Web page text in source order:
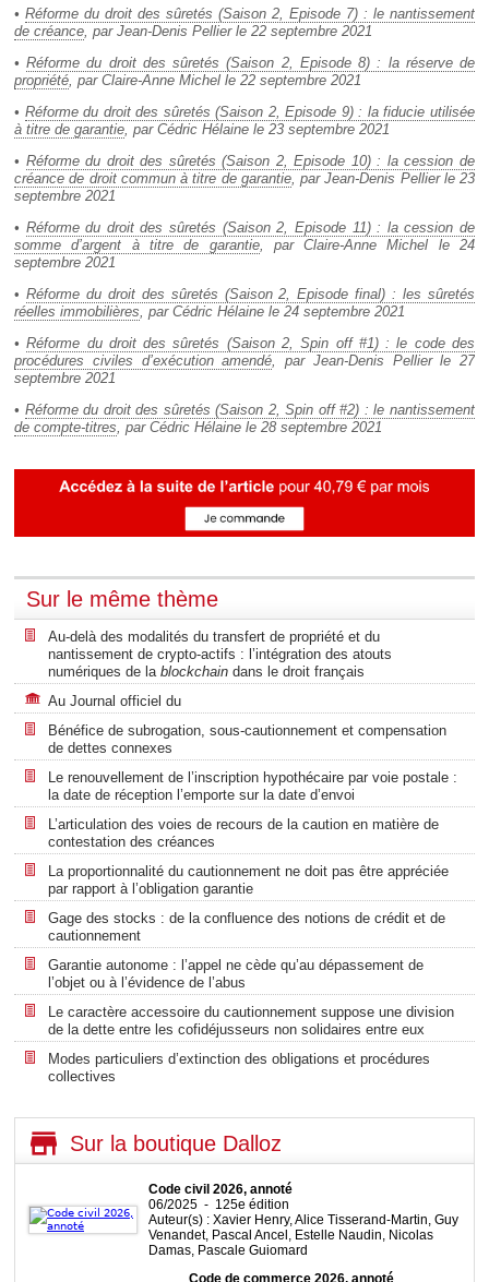
• Réforme du droit des sûretés (Saison 2, Episode 7) : le nantissement
de créance, par Jean-Denis Pellier le 22 septembre 2021
•Réforme du droit des sûretés (Saison 2, Episode 8) : la réserve de
propriété, par Claire-Anne Michel le 22 septembre 2021
• Réforme du droit des sûretés (Saison 2, Episode 9) : la fiducie utilisée
à titre de garantie, par Cédric Hélaine le 23 septembre 2021
• Réforme du droit des sûretés (Saison 2, Episode 10) : la cession de
créance de droit commun à titre de garantie, par Jean-Denis Pellier le 23
septembre 2021
• Réforme du droit des sûretés (Saison 2, Episode 11) : la cession de
somme d’argent à titre de garantie, par Claire-Anne Michel le 24
septembre 2021
• Réforme du droit des sûretés (Saison 2, Episode final) : les sûretés
réelles immobilières, par Cédric Hélaine le 24 septembre 2021
•Réforme du droit des sûretés (Saison 2, Spin off #1) : le code des
procédures civiles d’exécution amendé, par Jean-Denis Pellier le 27
septembre 2021
• Réforme du droit des sûretés (Saison 2, Spin off #2) : le nantissement
de compte-titres, par Cédric Hélaine le 28 septembre 2021
Sur le même thème
Au-delà des modalités du transfert de propriété et du
nantissement de crypto-actifs : l’intégration des atouts
numériques de la blockchain dans le droit français
Au Journal officiel du
Bénéfice de subrogation, sous-cautionnement et compensation
de dettes connexes
Le renouvellement de l’inscription hypothécaire par voie postale :
la date de réception l’emporte sur la date d’envoi
L’articulation des voies de recours de la caution en matière de
contestation des créances
La proportionnalité du cautionnement ne doit pas être appréciée
par rapport à l’obligation garantie
Gage des stocks : de la confluence des notions de crédit et de
cautionnement
Garantie autonome : l’appel ne cède qu’au dépassement de
l’objet ou à l’évidence de l’abus
Le caractère accessoire du cautionnement suppose une division
de la dette entre les cofidéjusseurs non solidaires entre eux
Modes particuliers d’extinction des obligations et procédures
collectives
Sur la boutique Dalloz
Code civil 2026, annoté
06/2025 - 125e édition
Auteur(s) : Xavier Henry, Alice Tisserand-Martin, Guy
Venandet, Pascal Ancel, Estelle Naudin, Nicolas
Damas, Pascale Guiomard
Code de commerce 2026, annoté